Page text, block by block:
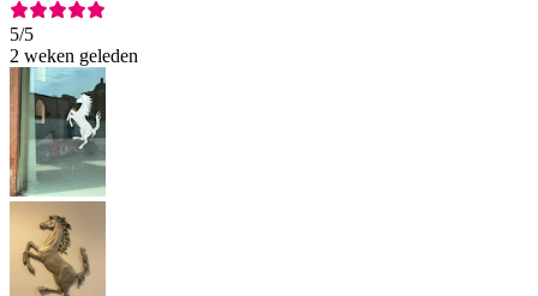
5/5
2 weken geleden